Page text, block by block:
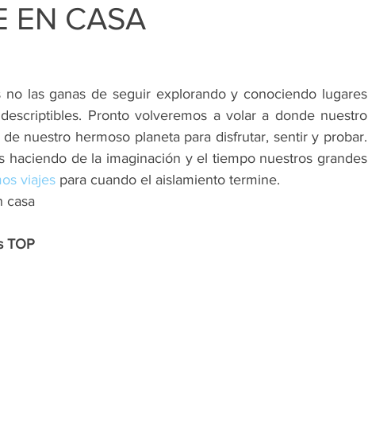
EN CASA
las ganas de seguir explorando y conociendo lugares
Pronto volveremos a volar a donde nuestro
nuestro hermoso planeta para disfrutar, sentir y probar.
haciendo de la imaginación y el tiempo nuestros grandes
viajes para cuando el aislamiento termine.
casa
TOP